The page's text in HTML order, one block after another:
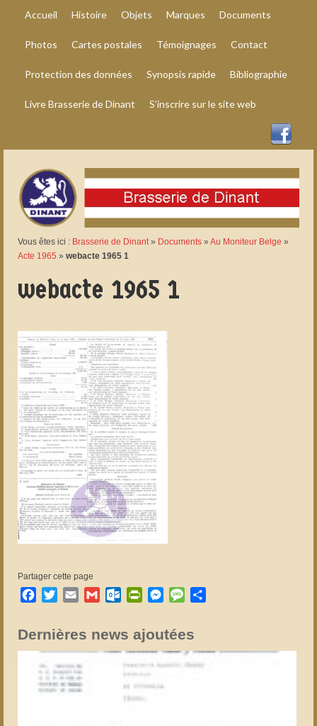
Accueil Histoire Objets Marques Documents
Photos Cartes postales Témoignages Contact
Protection des données Synopsis rapide Bibliographie
Livre Brasserie de Dinant S’inscrire sur le site web
Vous êtes ici : Brasserie de Dinant» Documents » Au Moniteur Belge »
Acte 1965 » webacte 1965 1
webacte 1965 1
Partager cette page
Facebook
TwitterEmail GmailOutlook.com
PrintFriendly
Messenger
Message
Dernières news ajoutées